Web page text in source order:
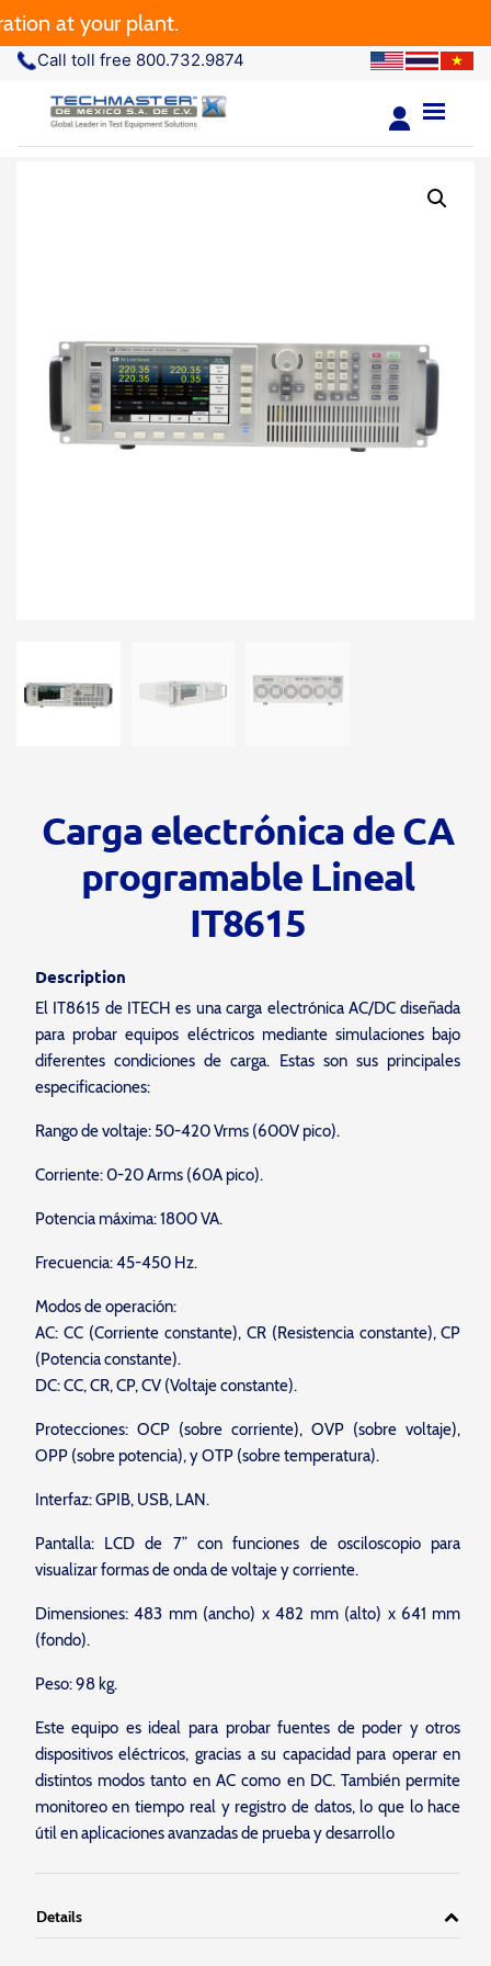
at your plant.
Call toll free 800.732.9874
Carga electrónica de CA
programable Lineal
IT8615
Description
El IT8615 de ITECH es una carga electrónica AC/DC diseñada
para probar equipos eléctricos mediante simulaciones bajo
diferentes condiciones de carga. Estas son sus principales
especificaciones:
Rango de voltaje: 50-420 Vrms (600V pico).
Corriente: 0-20 Arms (60A pico).
Potencia máxima: 1800 VA.
Frecuencia: 45-450 Hz.
Modos de operación:
AC: CC (Corriente constante), CR (Resistencia constante), CP
(Potencia constante).
DC: CC, CR, CP, CV (Voltaje constante).
Protecciones: OCP (sobre corriente), OVP (sobre voltaje),
OPP (sobre potencia), y OTP (sobre temperatura).
Interfaz: GPIB, USB, LAN.
Pantalla: LCD de 7” con funciones de osciloscopio para
visualizar formas de onda de voltaje y corriente.
Dimensiones: 483 mm (ancho) x 482 mm (alto) x 641 mm
(fondo).
Peso: 98 kg.
Este equipo es ideal para probar fuentes de poder y otros
dispositivos eléctricos, gracias a su capacidad para operar en
distintos modos tanto en AC como en DC. También permite
monitoreo en tiempo real y registro de datos, lo que lo hace
útil en aplicaciones avanzadas de prueba y desarrollo​
Details